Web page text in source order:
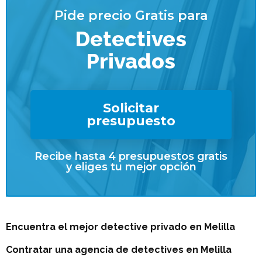
Pide precio Gratis para
Detectives
Privados
Solicitar
presupuesto
Recibe hasta 4 presupuestos gratis
y eliges tu mejor opción
Encuentra el mejor detective privado en Melilla
Contratar una agencia de detectives en Melilla